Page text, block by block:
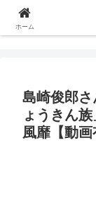
島崎俊郎
ょうきん
風靡【動画
ホーム